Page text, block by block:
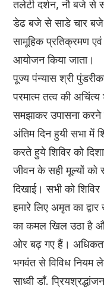
तलेटी दर्शन, नौ बजे से
डेढ बजे से साडे चार बजे
सामूहिक प्रतिक्रमण एवं
आयोजन किया जाता।
पूज्य पंन्यास श्री
परमात्म तत्व की
समझाकर उपासना करने
अंतिम दिन हुयी सभा में
करते हुये शिविर को
जीवन के सही मूल्यों
दिखाई। सभी को
हमारे लिए अमृत का
का कमल खिल उठा है
ओर बढ़ गए हैं।
भगवंत से विविध नियम
साध्वी डाँ.